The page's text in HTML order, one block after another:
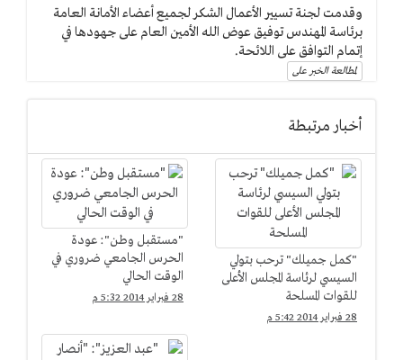
وقدمت لجنة تسيير الأعمال الشكر لجميع أعضاء الأمانة العامة
برئاسة المهندس توفيق عوض الله الأمين العام على جهودها في
إتمام التوافق على اللائحة.
لمطالعة الخبر على
أخبار مرتبطة
"كمل جميلك" ترحب بتولي
السيسي لرئاسة المجلس الأعلى
للقوات المسلحة
28 فبراير 2014 5:42 م
"مستقبل وطن": عودة
الحرس الجامعي ضروري في
الوقت الحالي
28 فبراير 2014 5:32 م